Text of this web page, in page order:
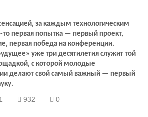
за каждым технологическим
то первая попытка — первый проект,
первая победа на конференции.
уже три десятилетия служит той
с которой молодые
делают свой самый важный — первый
932 0